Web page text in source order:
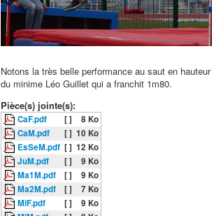
Notons la très belle performance au saut en hauteur
du minime Léo Guillet qui a franchit 1m80.
Pièce(s) jointe(s):
CaF.pdf [ ]
8 Ko
CaM.pdf
[ ] 10 Ko
EsSeM.pdf [ ] 12 Ko
JuM.pdf
[ ]
9 Ko
Ma1M.pdf
[ ]
9 Ko
Ma2M.pdf
[ ]
7 Ko
MiF.pdf
[ ]
9 Ko